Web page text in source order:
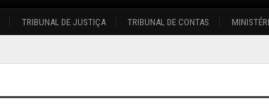
TRIBUNAL DE JUSTIÇA TRIBUNAL DE CONTAS